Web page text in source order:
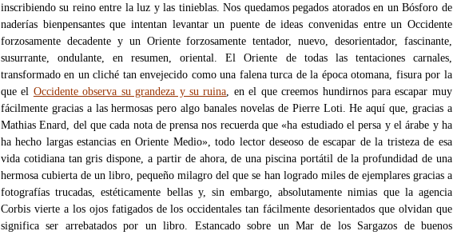
inscribiendo su reino entre la luz y las tinieblas. Nos quedamos pegados atorados en un Bósforo de
naderías bienpensantes que intentan levantar un puente de ideas convenidas entre un Occidente
forzosamente decadente y un Oriente forzosamente tentador, nuevo, desorientador, fascinante,
susurrante, ondulante, en resumen, oriental. El Oriente de todas las tentaciones carnales,
transformado en un cliché tan envejecido como una falena turca de la época otomana, fisura por la
que el Occidente observa su grandeza y su ruina , en el que creemos hundirnos para escapar muy
fácilmente gracias a las hermosas pero algo banales novelas de Pierre Loti. He aquí que, gracias a
Mathias Enard, del que cada nota de prensa nos recuerda que «ha estudiado el persa y el árabe y ha
ha hecho largas estancias en Oriente Medio», todo lector deseoso de escapar de la tristeza de esa
vida cotidiana tan gris dispone, a partir de ahora, de una piscina portátil de la profundidad de una
hermosa cubierta de un libro, pequeño milagro del que se han logrado miles de ejemplares gracias a
fotografías trucadas, estéticamente bellas y, sin embargo, absolutamente nimias que la agencia
Corbis vierte a los ojos fatigados de los occidentales tan fácilmente desorientados que olvidan que
significa ser arrebatados por un libro. Estancado sobre un Mar de los Sargazos de buenos